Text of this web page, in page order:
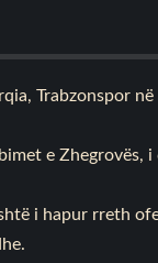
Trabzonspor
e Zhegrovës, i
i hapur rreth